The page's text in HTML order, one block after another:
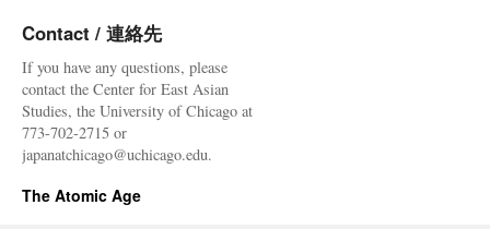
Contact / 連絡先
If you have any questions, please
contact the Center for East Asian
Studies, the University of Chicago at
773-702-2715 or
japanatchicago@uchicago.edu.
The Atomic Age